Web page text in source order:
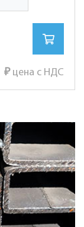
₽цена с НДС